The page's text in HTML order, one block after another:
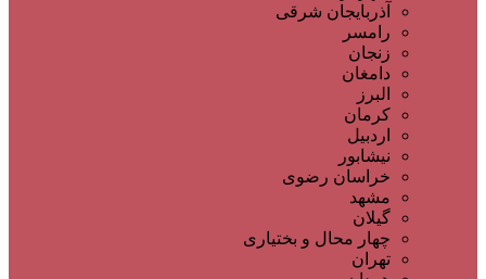
آذربایجان شرقی
رامسر
زنجان
دامغان
البرز
کرمان
اردبیل
نیشابور
خراسان رضوی
مشهد
گیلان
چهار محال و بختیاری
تهران